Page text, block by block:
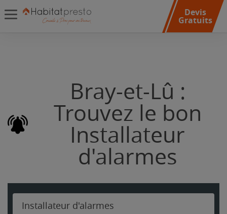
Devis
Gratuits
Bray-et-Lû :
Trouvez le bon
Installateur
d'alarmes
Installateur d'alarmes